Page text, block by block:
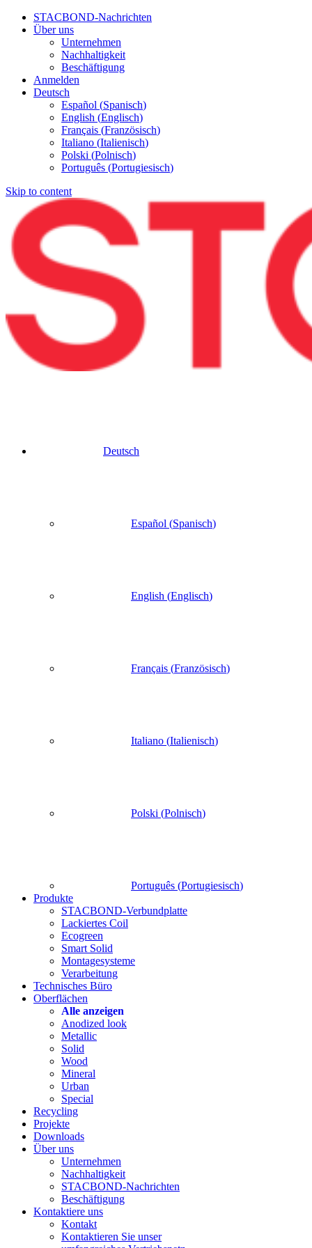
STACBOND-Nachrichten
Über uns
Unternehmen
Nachhaltigkeit
Beschäftigung
Anmelden
Deutsch
Español (Spanisch)
English (Englisch)
Français (Französisch)
Italiano (Italienisch)
Polski (Polnisch)
Português (Portugiesisch)
Skip to content
Deutsch
Español (Spanisch)
English (Englisch)
Français (Französisch)
Italiano (Italienisch)
Polski (Polnisch)
Português (Portugiesisch)
Produkte
STACBOND-Verbundplatte
Lackiertes Coil
Ecogreen
Smart Solid
Montagesysteme
Verarbeitung
Technisches Büro
Oberflächen
Alle anzeigen
Anodized look
Metallic
Solid
Wood
Mineral
Urban
Special
Recycling
Projekte
Downloads
Über uns
Unternehmen
Nachhaltigkeit
STACBOND-Nachrichten
Beschäftigung
Kontaktiere uns
Kontakt
Kontaktieren Sie unser